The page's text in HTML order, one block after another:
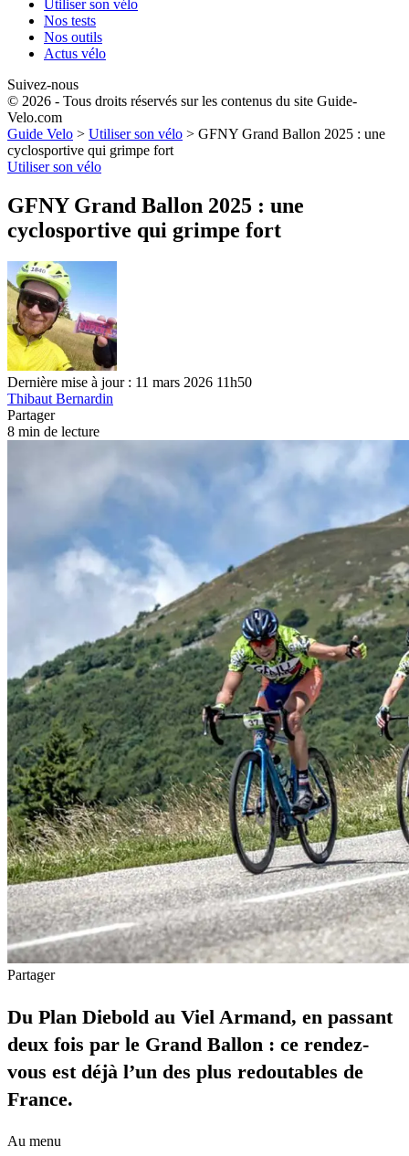
Utiliser son vélo
Nos tests
Nos outils
Actus vélo
Suivez-nous
© 2026 - Tous droits réservés sur les contenus du site Guide-
Velo.com
Guide Velo > Utiliser son vélo > GFNY Grand Ballon 2025 : une
cyclosportive qui grimpe fort
Utiliser son vélo
GFNY Grand Ballon 2025 : une
cyclosportive qui grimpe fort
Dernière mise à jour : 11 mars 2026 11h50
Thibaut Bernardin
Partager
8 min de lecture
Partager
Du Plan Diebold au Viel Armand, en passant
deux fois par le Grand Ballon : ce rendez-
vous est déjà l’un des plus redoutables de
France.
Au menu